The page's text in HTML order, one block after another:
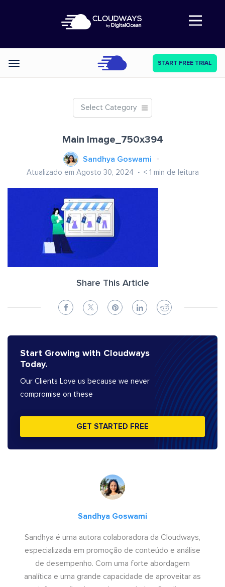
Abre a navegação
Categories START FREE TRIAL
Select Category
Main Image_750x394
Sandhya Goswami
Atualizado em Agosto 30, 2024 < 1 min de leitura
Share This Article
Start Growing with Cloudways
Today.
Our Clients Love us because we never
compromise on these
GET STARTED FREE
Sandhya Goswami
Sandhya é uma autora colaboradora da Cloudways,
especializada em promoção de conteúdo e análise
de desempenho. Com uma forte abordagem
analítica e uma grande capacidade de aproveitar as